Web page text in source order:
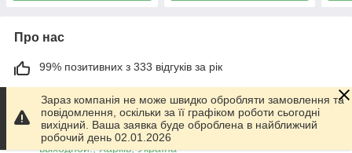
Про нас
99% позитивних з 333 відгуків за рік
Працює з 01.06.2014
м. Харків
График работы 10.00-17.00. Суббота - Воскресенье
выходной!, Харків, Україна
Зараз компанія не може швидко обробляти замовлення та
повідомлення, оскільки за її графіком роботи сьогодні
вихідний. Ваша заявка буде оброблена в найближчий
робочий день 02.01.2026